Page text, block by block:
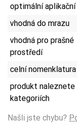
optimální
vhodná do mrazu
vhodná pro prašné
prostředí
celní nomenklatura
produkt naleznete
kategoriích
Našli jste chybu?